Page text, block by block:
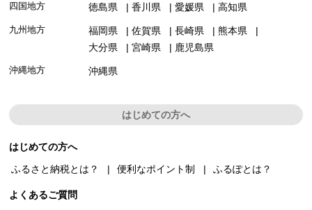
四国地方 徳島県 香川県 愛媛県 高知県
九州地方 福岡県 佐賀県 長崎県
熊本県
大分県
宮崎県 鹿児島県
沖縄地方 沖縄県
はじめての方へ
はじめての方へ
ふるさと納税とは？
便利なポイント制 ふるぽとは？
よくあるご質問